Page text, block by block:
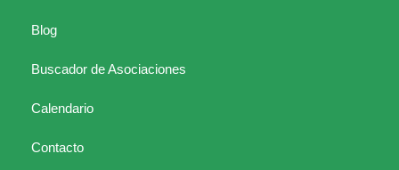
Blog
Buscador de Asociaciones
Calendario
Contacto